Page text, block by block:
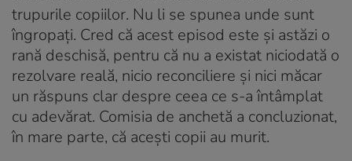
trupurile copiilor. Nu li se spunea unde sunt
îngropați. Cred că acest episod este și astăzi o
rană deschisă, pentru că nu a existat niciodată o
rezolvare reală, nicio reconciliere și nici măcar
un răspuns clar despre ceea ce s-a întâmplat
cu adevărat. Comisia de anchetă a concluzionat,
în mare parte, că acești copii au murit.